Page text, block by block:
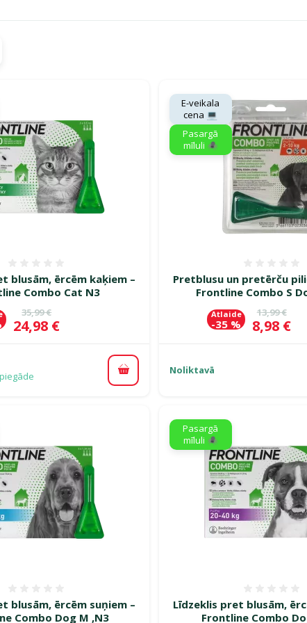
blusām, ērcēm kaķiem –
Combo Cat N3
Oriģinālā cena
35,99 €
Cena
24,98 €
Pievienot grozam
Pretblusu un pretērču
Frontline Combo S
Oriģinālā
13,99 €
Cena
8,98 €
Atlaide
-35 %
E-veikala
cena 💻
Pasargā
mīluli 🕷️
Noliktavā
blusām, ērcēm suņiem –
Combo Dog M ,N3
Līdzeklis pret blusām,
Frontline Combo
Pasargā
mīluli 🕷️